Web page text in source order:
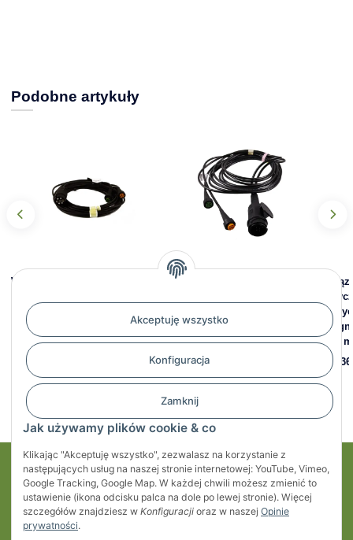
Akceptuję wszystko
Konfiguracja
Zamknij
Jak używamy plików cookie & co
Klikając "Akceptuję wszystko", zezwalasz na korzystanie z
następujących usług na naszej stronie internetowej: YouTube, Vimeo,
Google Tracking, Google Map. W każdej chwili możesz zmienić to
ustawienie (ikona odcisku palca na dole po lewej stronie). Więcej
szczegółów znajdziesz w Konfiguracji oraz w naszej Opinie
prywatności.
Podobne artykuły
Wiązka 5 m do przyczepy |
bajonet | ASPÖCK
107,78 zł
Wiązka 4 m do przyczepy |
017
86,69 zł*
1,3
Moje konto
Regulaminy